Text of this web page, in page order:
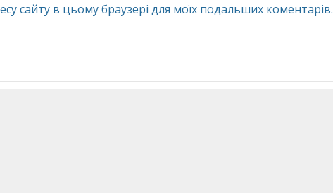
сайту в цьому браузері для моїх подальших коментарів.